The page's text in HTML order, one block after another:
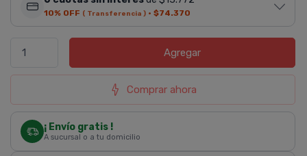
10% OFF ( Transferencia ) · $74.370
Agregar
Comprar ahora
¡ Envío gratis !
A sucursal o a tu domicilio